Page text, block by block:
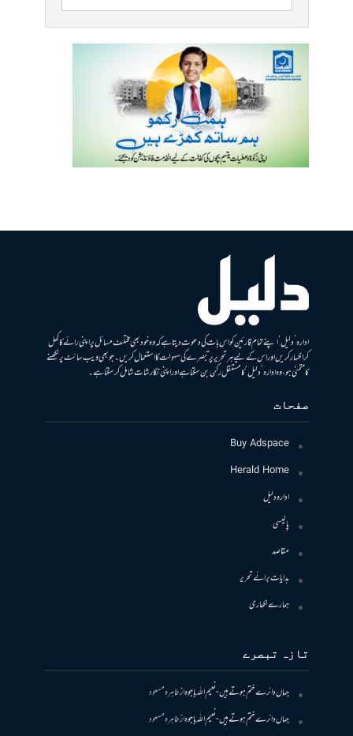
ادارہ ’دلیل‘ اپنے تمام قارئین کو اس بات کی دعوت دیتا ہے کہ وہ خود بھی مختلف مسائل پر اپنی رائے کا کھل
کر اظہار کریں اور اس کے لیے ہر تحریر پر تبصرے کی سہولت کا استعمال کریں۔ جو بھی ویب سائٹ پر لکھنے
کا متمنی ہو، وہ ادارہ ’دلیل‘ کا مستقل رکن بن سکتا ہے اور اپنی نگارشات شامل کرسکتا ہے۔
صفحات
Buy Adspace
Herald Home
ادارہ دلیل
پالیسی
مقاصد
ہدایات برائے تحریر
ہمارے لکھاری
تازہ تبصرے
جہاں دائرے ختم ہوتے ہیں- نعیم اللہ باجوہازطاہرہ مسعود
جہاں دائرے ختم ہوتے ہیں- نعیم اللہ باجوہازطاہرہ مسعود